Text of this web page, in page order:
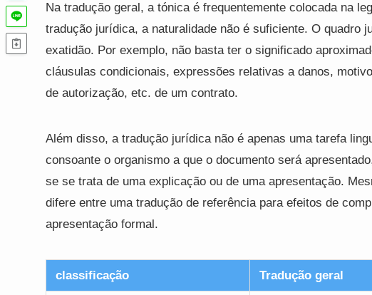
Na tradução geral, a tónica é frequentemente colocada na
tradução jurídica, a naturalidade não é suficiente. O quadro
exatidão. Por exemplo, não basta ter o significado
cláusulas condicionais, expressões relativas a danos,
de autorização, etc. de um contrato.
Além disso, a tradução jurídica não é apenas uma tarefa
consoante o organismo a que o documento será
se se trata de uma explicação ou de uma apresentação.
difere entre uma tradução de referência para efeitos de
apresentação formal.
classificação Tradução geral